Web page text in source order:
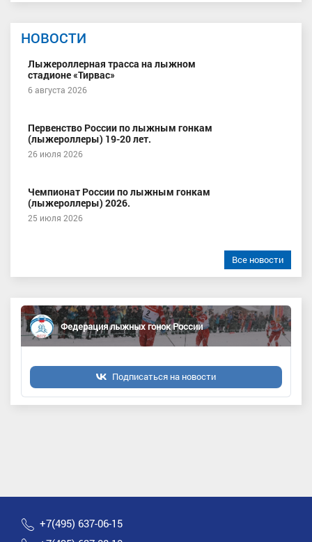
НОВОСТИ
Лыжероллерная трасса на лыжном
стадионе «Тирвас»
6 августа 2026
Первенство России по лыжным гонкам
(лыжероллеры) 19-20 лет.
26 июля 2026
Чемпионат России по лыжным гонкам
(лыжероллеры) 2026.
25 июля 2026
Все новости
Федерация лыжных гонок России
Подписаться на новости
+7(495) 637-06-15